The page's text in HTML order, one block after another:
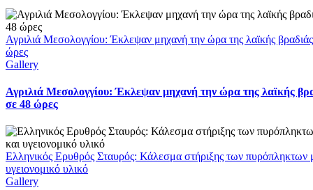
Αγριλιά Μεσολογγίου: Έκλεψαν μηχανή την ώρα της λαϊκής
ώρες
Gallery
Αγριλιά Μεσολογγίου: Έκλεψαν μηχανή την ώρα της λαϊκής
σε 48 ώρες
Ελληνικός Ερυθρός Σταυρός: Κάλεσμα στήριξης των πυρόπληκτων
υγειονομικό υλικό
Gallery